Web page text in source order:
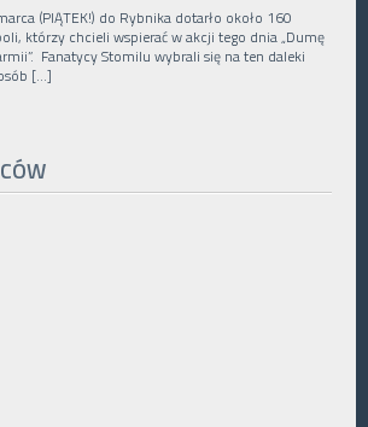
(PIĄTEK!) do Rybnika dotarło około 160
którzy chcieli wspierać w akcji tego dnia „Dumę
Fanatycy Stomilu wybrali się na ten daleki
[…]